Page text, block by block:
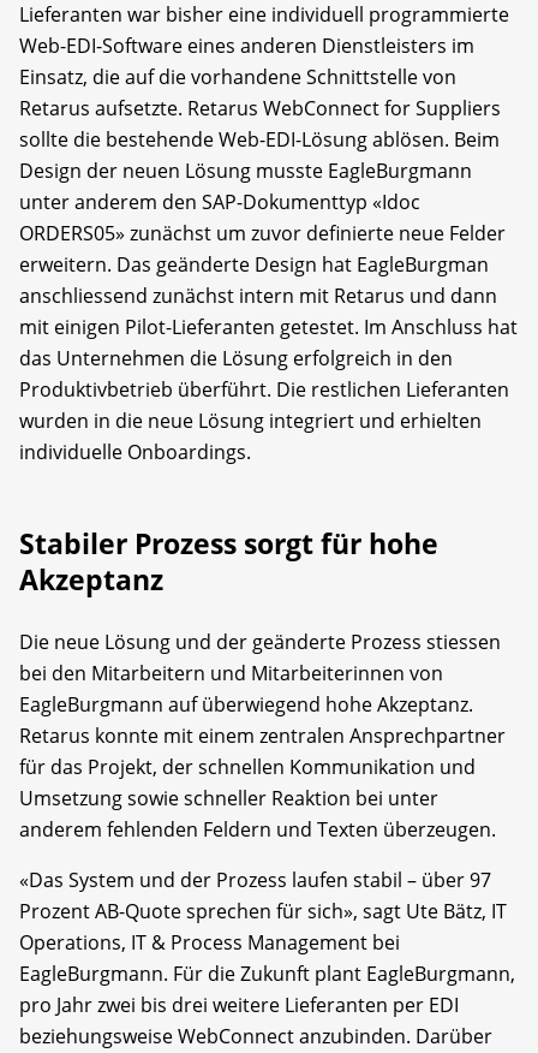
Lieferanten war bisher eine individuell programmierte
Web-EDI-Software eines anderen Dienstleisters im
Einsatz, die auf die vorhandene Schnittstelle von
Retarus aufsetzte. Retarus WebConnect for Suppliers
sollte die bestehende Web-EDI-Lösung ablösen. Beim
Design der neuen Lösung musste EagleBurgmann
unter anderem den SAP-Dokumenttyp «Idoc
ORDERS05» zunächst um zuvor definierte neue Felder
erweitern. Das geänderte Design hat EagleBurgman
anschliessend zunächst intern mit Retarus und dann
mit einigen Pilot-Lieferanten getestet. Im Anschluss hat
das Unternehmen die Lösung erfolgreich in den
Produktivbetrieb überführt. Die restlichen Lieferanten
wurden in die neue Lösung integriert und erhielten
individuelle Onboardings.
Stabiler Prozess sorgt für hohe
Akzeptanz
Die neue Lösung und der geänderte Prozess stiessen
bei den Mitarbeitern und Mitarbeiterinnen von
EagleBurgmann auf überwiegend hohe Akzeptanz.
Retarus konnte mit einem zentralen Ansprechpartner
für das Projekt, der schnellen Kommunikation und
Umsetzung sowie schneller Reaktion bei unter
anderem fehlenden Feldern und Texten überzeugen.
«Das System und der Prozess laufen stabil – über 97
Prozent AB-Quote sprechen für sich», sagt Ute Bätz, IT
Operations, IT & Process Management bei
EagleBurgmann. Für die Zukunft plant EagleBurgmann,
pro Jahr zwei bis drei weitere Lieferanten per EDI
beziehungsweise WebConnect anzubinden. Darüber